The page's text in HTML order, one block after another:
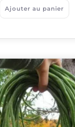
Ajouter au panier